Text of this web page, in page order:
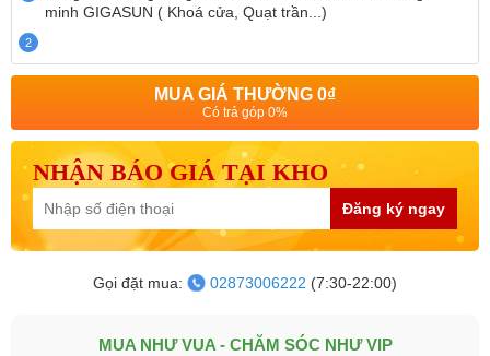
minh GIGASUN ( Khoá cửa, Quạt trần...)
2
MUA GIÁ THƯỜNG 0₫
Có trả góp 0%
NHẬN BÁO GIÁ TẠI KHO
Đăng ký ngay
Gọi đặt mua: 02873006222 (7:30-22:00)
MUA NHƯ VUA - CHĂM SÓC NHƯ VIP